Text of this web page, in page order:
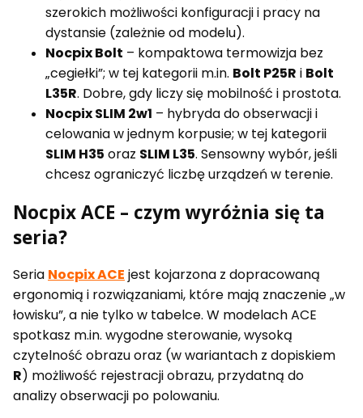
szerokich możliwości konfiguracji i pracy na
dystansie (zależnie od modelu).
Nocpix Bolt – kompaktowa termowizja bez
„cegiełki”; w tej kategorii m.in. Bolt P25R i Bolt
L35R. Dobre, gdy liczy się mobilność i prostota.
Nocpix SLIM 2w1 – hybryda do obserwacji i
celowania w jednym korpusie; w tej kategorii
SLIM H35 oraz SLIM L35. Sensowny wybór, jeśli
chcesz ograniczyć liczbę urządzeń w terenie.
Nocpix ACE – czym wyróżnia się ta
seria?
Seria Nocpix ACE jest kojarzona z dopracowaną
ergonomią i rozwiązaniami, które mają znaczenie „w
łowisku”, a nie tylko w tabelce. W modelach ACE
spotkasz m.in. wygodne sterowanie, wysoką
czytelność obrazu oraz (w wariantach z dopiskiem
R) możliwość rejestracji obrazu, przydatną do
analizy obserwacji po polowaniu.